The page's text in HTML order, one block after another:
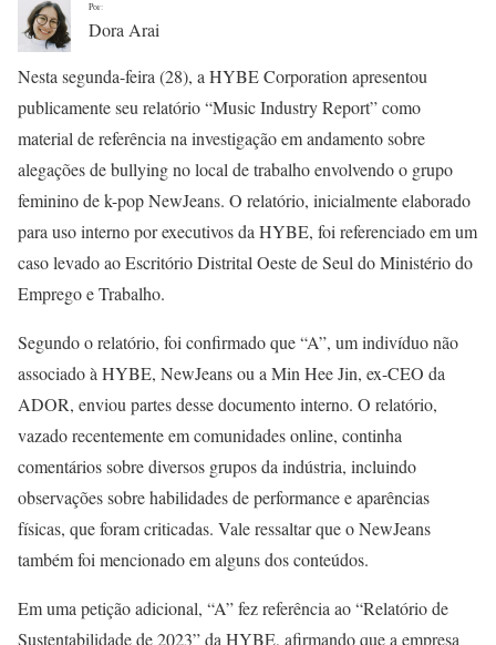
Por:
Dora Arai
Nesta segunda-feira (28), a HYBE Corporation apresentou
publicamente seu relatório “Music Industry Report” como
material de referência na investigação em andamento sobre
alegações de bullying no local de trabalho envolvendo o grupo
feminino de k-pop NewJeans. O relatório, inicialmente elaborado
para uso interno por executivos da HYBE, foi referenciado em um
caso levado ao Escritório Distrital Oeste de Seul do Ministério do
Emprego e Trabalho.
Segundo o relatório, foi confirmado que “A”, um indivíduo não
associado à HYBE, NewJeans ou a Min Hee Jin, ex-CEO da
ADOR, enviou partes desse documento interno. O relatório,
vazado recentemente em comunidades online, continha
comentários sobre diversos grupos da indústria, incluindo
observações sobre habilidades de performance e aparências
físicas, que foram criticadas. Vale ressaltar que o NewJeans
também foi mencionado em alguns dos conteúdos.
Em uma petição adicional, “A” fez referência ao “Relatório de
Sustentabilidade de 2023” da HYBE, afirmando que a empresa